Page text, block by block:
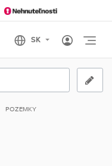
POZEMKY